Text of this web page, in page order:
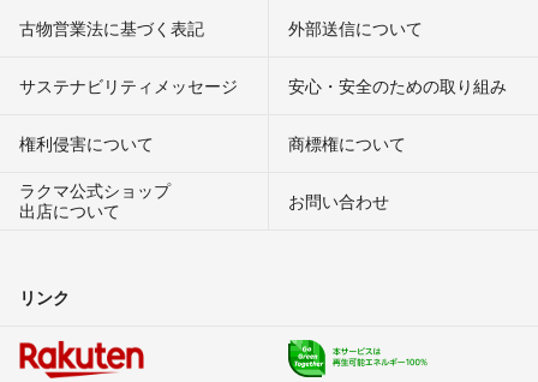
古物営業法に基づく表記 外部送信について
サステナビリティメッセージ 安心・安全のための取り組み
権利侵害について
商標権について
ラクマ公式ショップ
出店について
お問い合わせ
リンク